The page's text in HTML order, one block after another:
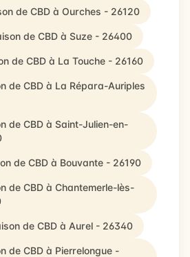
de CBD à Ourches - 26120
de CBD à Suze - 26400
de CBD à La Touche - 26160
de CBD à La Répara-Auriples
de CBD à Saint-Julien-en-
de CBD à Bouvante - 26190
de CBD à Chantemerle-lès-
de CBD à Aurel - 26340
de CBD à Pierrelongue -